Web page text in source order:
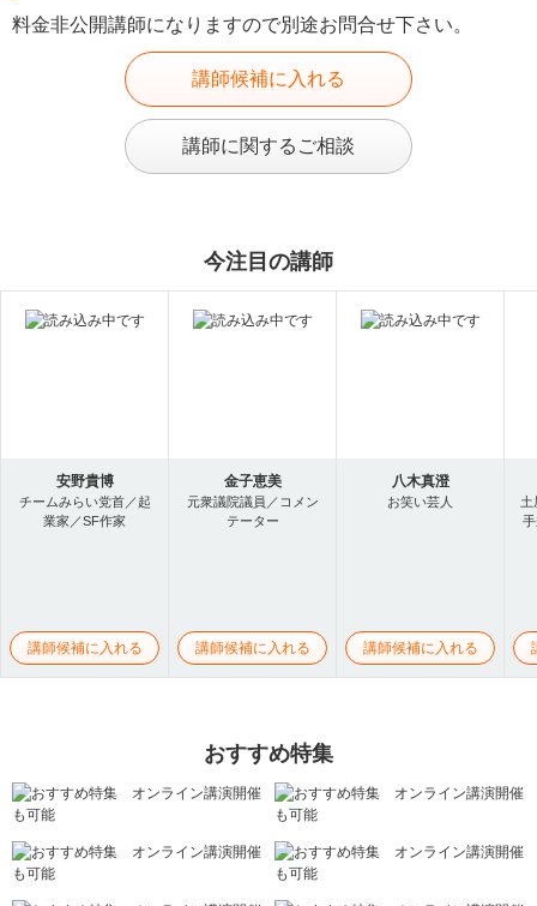
料金非公開講師になりますので別途お問合せ下さい。
講師候補に入れる
講師に関するご相談
今注目の講師
安野貴博
チームみらい党首／起
業家／SF作家
講師候補に入れる
金子恵美
元衆議院議員／コメン
テーター
講師候補に入れる
八木真澄
お笑い芸人
講師候補に入れる
土
おすすめ特集